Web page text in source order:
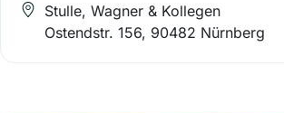
Stulle, Wagner & Kollegen
Ostendstr. 156, 90482 Nürnberg